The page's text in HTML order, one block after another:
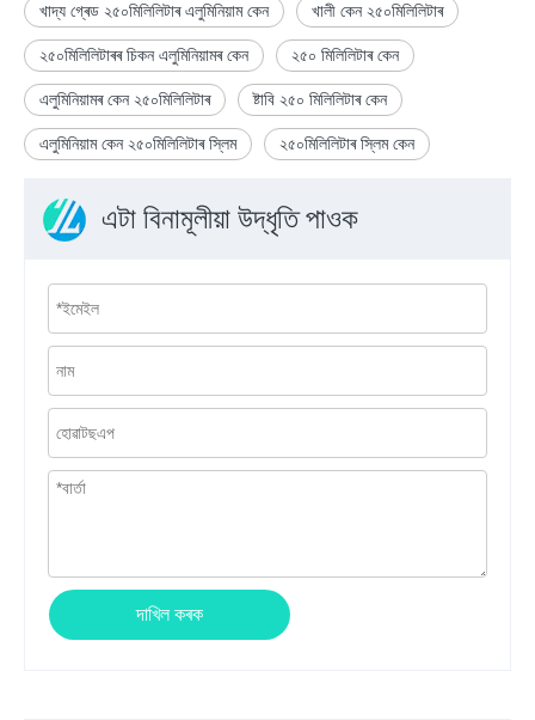
খাদ্য গ্ৰেড ২৫০মিলিলিটাৰ এলুমিনিয়াম কেন খালী কেন ২৫০মিলিলিটাৰ
২৫০মিলিলিটাৰৰ চিকন এলুমিনিয়ামৰ কেন ২৫০ মিলিলিটাৰ কেন
এলুমিনিয়ামৰ কেন ২৫০মিলিলিটাৰ ষ্টাবি ২৫০ মিলিলিটাৰ কেন
এলুমিনিয়াম কেন ২৫০মিলিলিটাৰ স্লিম ২৫০মিলিলিটাৰ স্লিম কেন
এটা বিনামূলীয়া উদ্ধৃতি পাওক
দাখিল কৰক